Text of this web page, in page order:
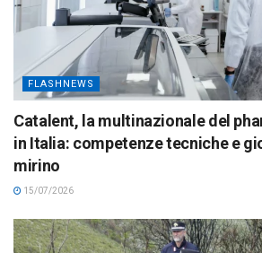
FLASHNEWS
Catalent, la multinazionale del
in Italia: competenze tecniche e
mirino
15/07/2026